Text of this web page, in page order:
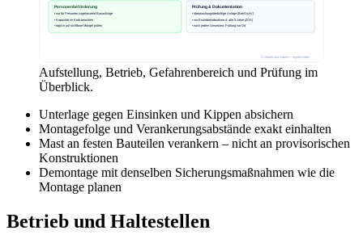
Aufstellung, Betrieb, Gefahrenbereich und Prüfung im
Überblick.
Unterlage gegen Einsinken und Kippen absichern
Montagefolge und Verankerungsabstände exakt einhalten
Mast an festen Bauteilen verankern – nicht an provisorischen
Konstruktionen
Demontage mit denselben Sicherungsmaßnahmen wie die
Montage planen
Betrieb und Haltestellen